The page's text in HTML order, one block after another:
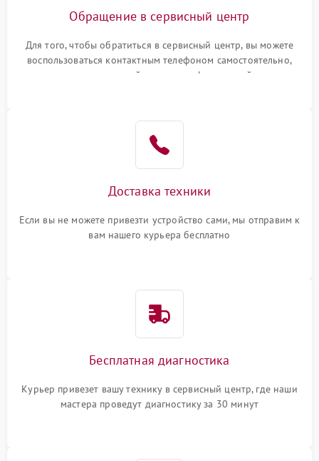
Обращение в сервисный центр
Для того, чтобы обратиться в сервисный центр, вы можете
воспользоваться контактным телефоном самостоятельно,
или оставить свой номер телефона на сайте
Доставка техники
Если вы не можете привезти устройство сами, мы отправим к
вам нашего курьера бесплатно
Бесплатная диагностика
Курьер привезет вашу технику в сервисный центр, где наши
мастера проведут диагностику за 30 минут